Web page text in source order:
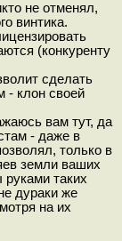
не отменял,
винтика.
(конкуренту
сделать
- клон своей
вам тут, да
- даже в
только в
земли ваших
таких
дураки же
на их